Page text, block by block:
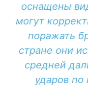
оснащены
могут
поражать
стране они
средней
ударов